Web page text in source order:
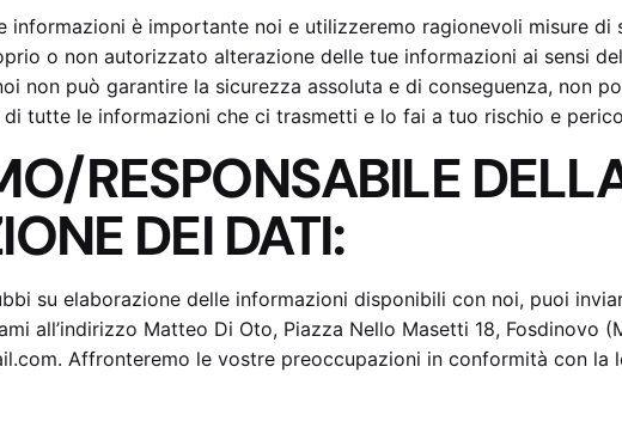
informazioni è importante noi e utilizzeremo ragionevoli misure di
o non autorizzato alterazione delle tue informazioni ai sensi
non può garantire la sicurezza assoluta e di conseguenza, non
tutte le informazioni che ci trasmetti e lo fai a tuo rischio e
RESPONSABILE
DEI DATI:
su elaborazione delle informazioni disponibili con noi, puoi
all’indirizzo Matteo Di Oto, Piazza Nello Masetti 18, Fosdinovo
Affronteremo le vostre preoccupazioni in conformità con la